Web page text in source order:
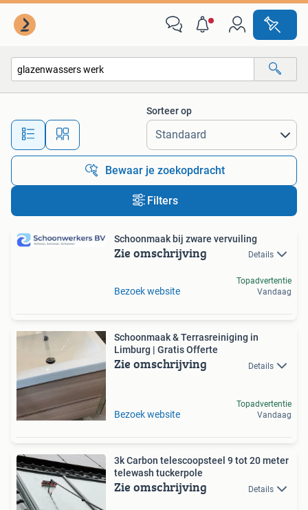
Alle afstanden…
Sorteer op
Bewaar je zoekopdracht
Filters
Schoonmaak bij zware vervuiling
Zie omschrijving Details
Bezoek website
Topadvertentie
Vandaag
Schoonmaak & Terrasreiniging in
Limburg | Gratis Offerte
Zie omschrijving Details
Bezoek website
Topadvertentie
Vandaag
3k Carbon telescoopsteel 9 tot 20 meter
telewash tuckerpole
Zie omschrijving Details